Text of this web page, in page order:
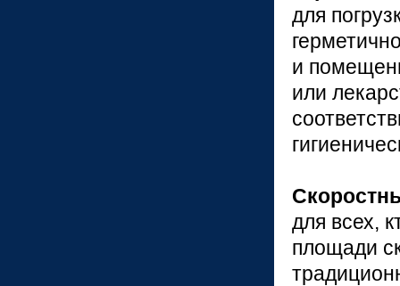
для
и
или
для всех,
площади